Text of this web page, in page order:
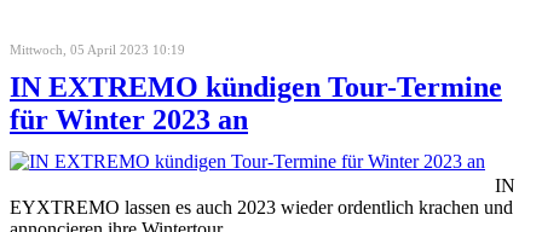
Mittwoch, 05 April 2023 10:19
IN EXTREMO kündigen Tour-Termine
für Winter 2023 an
IN
EYXTREMO lassen es auch 2023 wieder ordentlich krachen und